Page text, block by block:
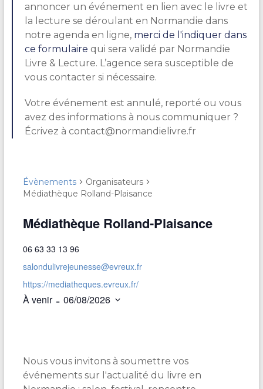
annoncer un événement en lien avec le livre et
la lecture se déroulant en Normandie dans
notre agenda en ligne, merci de l'indiquer dans
ce formulaire qui sera validé par Normandie
Livre & Lecture. L’agence sera susceptible de
vous contacter si nécessaire.
Votre événement est annulé, reporté ou vous
avez des informations à nous communiquer ?
Écrivez à contact@normandielivre.fr
Évènements
Organisateurs
Médiathèque Rolland-Plaisance
Médiathèque Rolland-Plaisance
06 63 33 13 96
salondulivrejeunesse@evreux.fr
https://mediatheques.evreux.fr/
À venir - 06/08/2026
c
t
i
Nous vous invitons à soumettre vos
événements sur l'actualité du livre en